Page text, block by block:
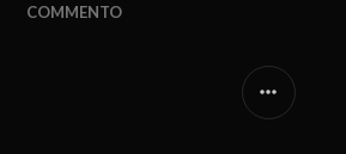
COMMENTO